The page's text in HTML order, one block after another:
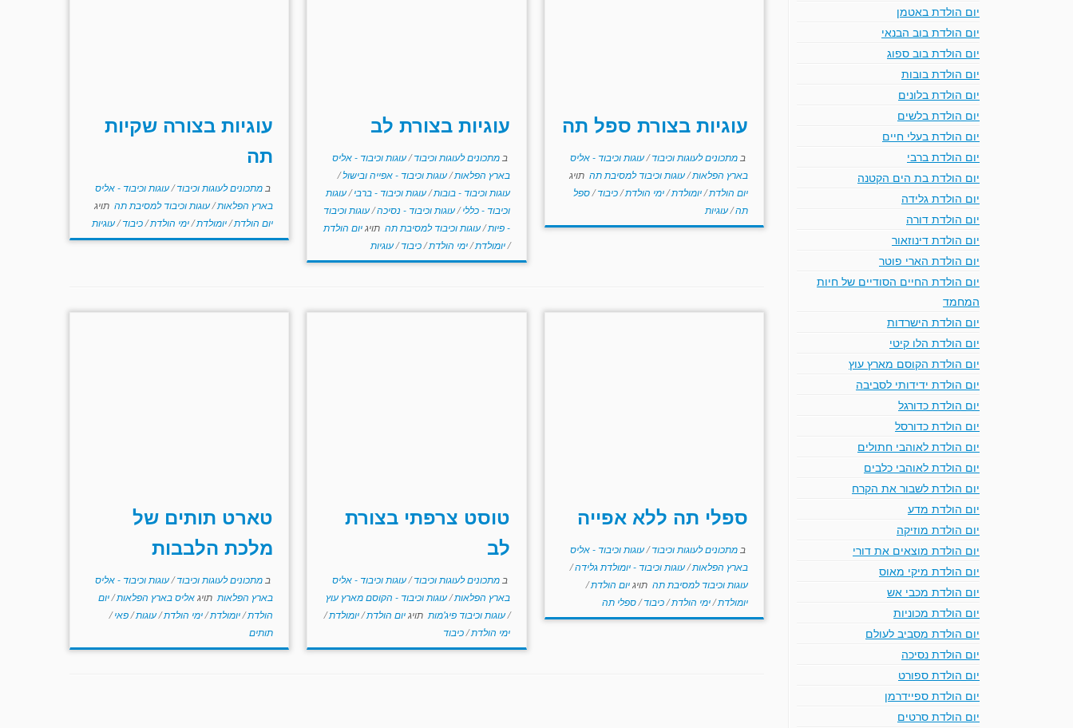
יום הולדת באטמן
יום הולדת בוב הבנאי
יום הולדת בוב ספוג
יום הולדת בובות
יום הולדת בלונים
יום הולדת בלשים
יום הולדת בעלי חיים
יום הולדת ברבי
יום הולדת בת הים הקטנה
יום הולדת גלידה
יום הולדת דורה
יום הולדת דינוזאור
יום הולדת הארי פוטר
יום הולדת החיים הסודיים של חיות
המחמד
יום הולדת הישרדות
יום הולדת הלו קיטי
יום הולדת הקוסם מארץ עוץ
יום הולדת ידידותי לסביבה
יום הולדת כדורגל
יום הולדת כדורסל
יום הולדת לאוהבי חתולים
יום הולדת לאוהבי כלבים
יום הולדת לשבור את הקרח
יום הולדת מדע
יום הולדת מוזיקה
יום הולדת מוצאים את דורי
יום הולדת מיקי מאוס
יום הולדת מכבי אש
יום הולדת מכוניות
יום הולדת מסביב לעולם
יום הולדת נסיכה
יום הולדת ספורט
יום הולדת ספיידרמן
יום הולדת סרטים
עוגיות בצורת ספל תה
במתכונים לעוגות וכיבוד/עוגות וכיבוד - אליס
בארץ הפלאות/עוגות וכיבוד למסיבת תה תויג
יום הולדת/יומולדת/ימי הולדת/כיבוד/ספל
תה/עוגיות
עוגיות בצורת לב
ב מתכונים לעוגות וכיבוד/עוגות וכיבוד - אליס
בארץ הפלאות/עוגות וכיבוד - אפייה ובישול/
עוגות וכיבוד - בובות/עוגות וכיבוד - ברבי/עוגות
וכיבוד - כללי/עוגות וכיבוד - נסיכה/עוגות וכיבוד
- פיות/עוגות וכיבוד למסיבת תה תויגיום הולדת
/יומולדת/ימי הולדת/כיבוד/עוגיות
עוגיות בצורה שקיות
תה
ב מתכונים לעוגות וכיבוד/עוגות וכיבוד - אליס
בארץ הפלאות/עוגות וכיבוד למסיבת תה תויג
יום הולדת/יומולדת/ימי הולדת/כיבוד/עוגיות
ספלי תה ללא אפייה
במתכונים לעוגות וכיבוד/עוגות וכיבוד - אליס
בארץ הפלאות/עוגות וכיבוד - יומולדת גלידה/
עוגות וכיבוד למסיבת תה תויגיום הולדת/
יומולדת/ימי הולדת/כיבוד/ספלי תה
טוסט צרפתי בצורת
לב
ב מתכונים לעוגות וכיבוד/עוגות וכיבוד - אליס
בארץ הפלאות/עוגות וכיבוד - הקוסם מארץ עוץ
/עוגות וכיבוד פיג'מות תויגיום הולדת/יומולדת/
ימי הולדת/כיבוד
טארט תותים של
מלכת הלבבות
ב מתכונים לעוגות וכיבוד/עוגות וכיבוד - אליס
בארץ הפלאות תויגאליס בארץ הפלאות/יום
הולדת/יומולדת/ימי הולדת/עוגות/פאי/
תותים